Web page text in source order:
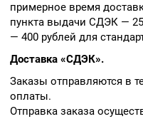
примерное время
пункта выдачи СДЭК —
— 400 рублей для
Доставка «СДЭК».
Заказы отправляются в
оплаты.
Отправка заказа